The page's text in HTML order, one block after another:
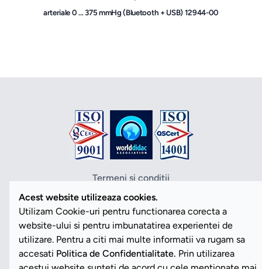
arteriale 0 … 375 mmHg (Bluetooth + USB) 12944-00
Termeni si conditii
Politica de confidentialitate
Politica cookies
ANPC
SOL
SAL
Vezi Cookies
Acest website utilizeaza cookies.
Utilizam Cookie-uri pentru functionarea corecta a
website-ului si pentru imbunatatirea experientei de
utilizare. Pentru a citi mai multe informatii va rugam sa
accesati Politica de Confidentialitate. Prin utilizarea